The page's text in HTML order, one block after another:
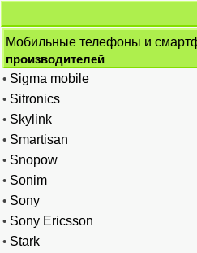
Мобильные телефоны и
производителей
• Sigma mobile
• Sitronics
• Skylink
• Smartisan
• Snopow
• Sonim
• Sony
• Sony Ericsson
• Stark